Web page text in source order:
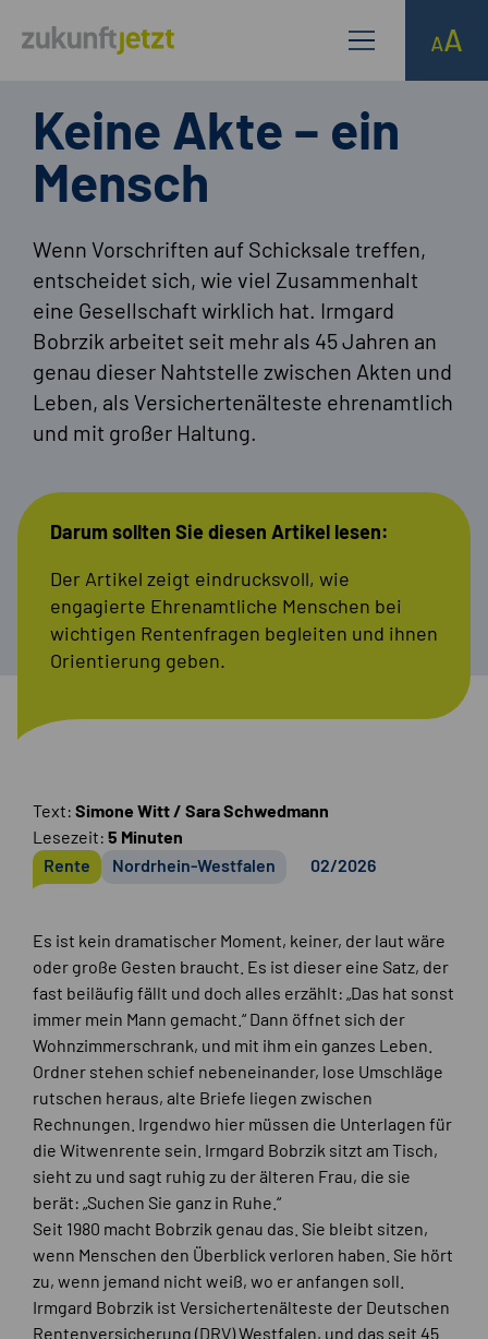
Keine Akte – ein
Mensch
Wenn Vorschriften auf Schicksale treffen,
entscheidet sich, wie viel Zusammenhalt
eine Gesellschaft wirklich hat. Irmgard
Bobrzik arbeitet seit mehr als 45 Jahren an
genau dieser Nahtstelle zwischen Akten und
Leben, als Versichertenälteste ehrenamtlich
und mit großer Haltung.
Darum sollten Sie diesen Artikel lesen:
Der Artikel zeigt eindrucksvoll, wie
engagierte Ehrenamtliche Menschen bei
wichtigen Rentenfragen begleiten und ihnen
Orientierung geben.
Text: Simone Witt / Sara Schwedmann
Lesezeit: 5 Minuten
Rente
Nordrhein-Westfalen 02/2026
Es ist kein dramatischer Moment, keiner, der laut wäre
oder große Gesten braucht. Es ist dieser eine Satz, der
fast beiläufig fällt und doch alles erzählt: „Das hat sonst
immer mein Mann gemacht.“ Dann öffnet sich der
Wohnzimmerschrank, und mit ihm ein ganzes Leben.
Ordner stehen schief nebeneinander, lose Umschläge
rutschen heraus, alte Briefe liegen zwischen
Rechnungen. Irgendwo hier müssen die Unterlagen für
die Witwenrente sein. Irmgard Bobrzik sitzt am Tisch,
sieht zu und sagt ruhig zu der älteren Frau, die sie
berät: „Suchen Sie ganz in Ruhe.“
Seit 1980 macht Bobrzik genau das. Sie bleibt sitzen,
wenn Menschen den Überblick verloren haben. Sie hört
zu, wenn jemand nicht weiß, wo er anfangen soll.
Irmgard Bobrzik ist Versichertenälteste der Deutschen
Rentenversicherung (DRV) Westfalen, und das seit 45